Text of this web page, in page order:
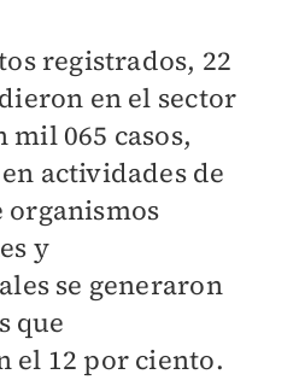
registrados, 22
en el sector
mil 065 casos,
actividades de
organismos
y
se generaron
que
el 12 por ciento.